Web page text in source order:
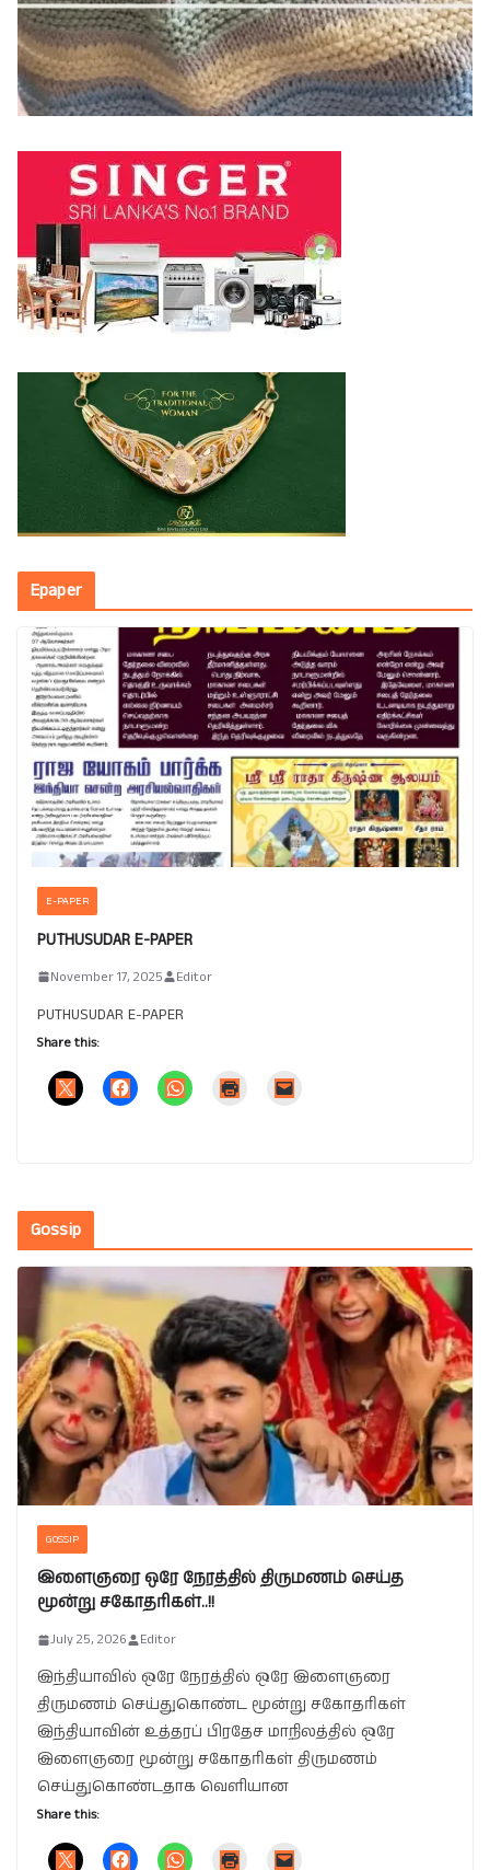
Epaper
E-PAPER
PUTHUSUDAR E-PAPER
November 17, 2025 Editor
PUTHUSUDAR E-PAPER
Share this:
Gossip
GOSSIP
இளைஞரை ஒரே நேரத்தில் திருமணம் செய்த
மூன்று சகோதரிகள்..!!
July 25, 2026 Editor
இந்தியாவில் ஒரே நேரத்தில் ஒரே இளைஞரை
திருமணம் செய்துகொண்ட மூன்று சகோதரிகள்
இந்தியாவின் உத்தரப் பிரதேச மாநிலத்தில் ஒரே
இளைஞரை மூன்று சகோதரிகள் திருமணம்
செய்துகொண்டதாக வெளியான
Share this: